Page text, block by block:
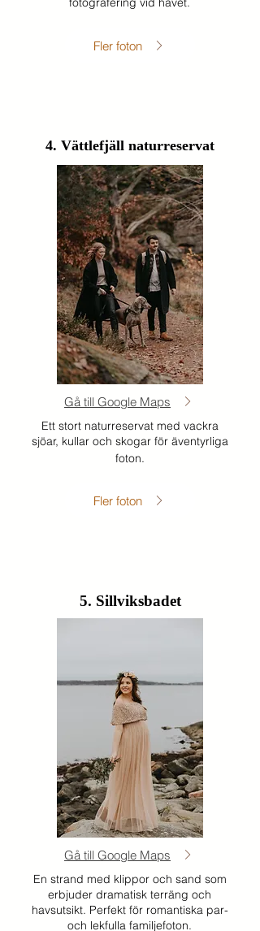
Fler foton
4. Vättlefjäll naturreservat
Gå till Google Maps
Ett stort naturreservat med vackra
sjöar, kullar och skogar för äventyrliga
foton.
Fler foton
5. Sillviksbadet
Gå till Google Maps
En strand med klippor och sand som
erbjuder dramatisk terräng och
havsutsikt. Perfekt för romantiska par-
och lekfulla familjefoton.